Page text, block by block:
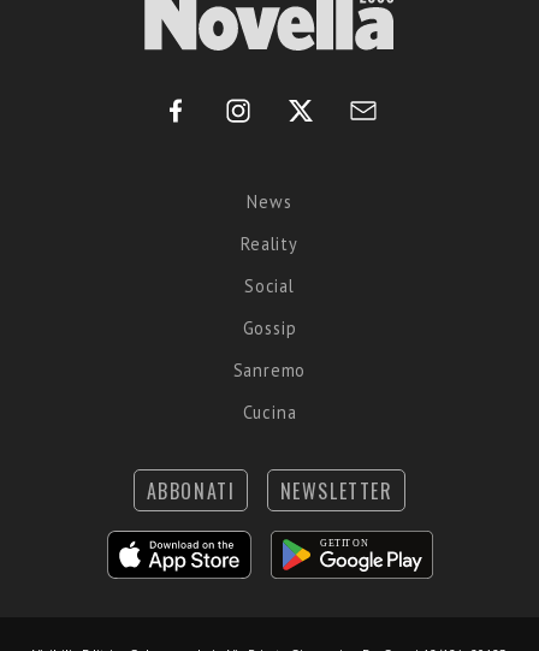
News
Reality
Social
Gossip
Sanremo
Cucina
ABBONATI NEWSLETTER